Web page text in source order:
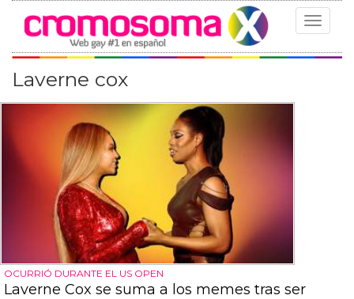
Toggle
Laverne cox
OCURRIÓ DURANTE EL US OPEN
Laverne Cox se suma a los memes tras ser